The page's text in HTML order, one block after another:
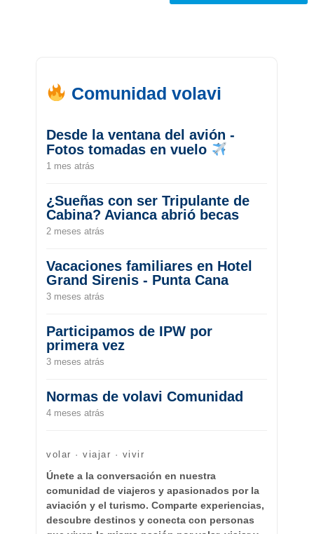
Comunidad volavi
Desde la ventana del avión -
Fotos tomadas en vuelo
1 mes atrás
¿Sueñas con ser Tripulante de
Cabina? Avianca abrió becas
2 meses atrás
Vacaciones familiares en Hotel
Grand Sirenis - Punta Cana
3 meses atrás
Participamos de IPW por
primera vez
3 meses atrás
Normas de volavi Comunidad
4 meses atrás
volar · viajar · vivir
Únete a la conversación en nuestra
comunidad de viajeros y apasionados por la
aviación y el turismo. Comparte experiencias,
descubre destinos y conecta con personas